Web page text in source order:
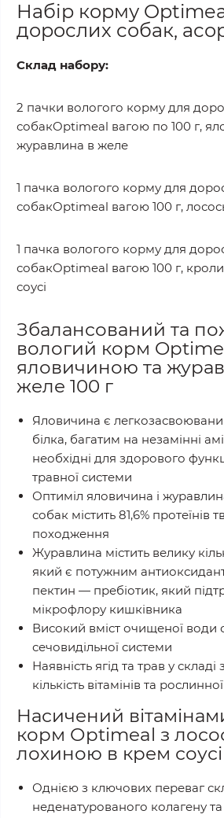
Набір корму
дорослих собак,
Склад набору:
2 пачки вологого корму для
собакOptimeal вагою по 100 г,
журавлина в желе
1 пачка вологого корму для
собакOptimeal вагою 100 г,
1 пачка вологого корму для
собакOptimeal вагою 100 г,
соусі
Збалансований та
вологий корм
яловичиною та
желе 100 г
Яловичина є
білка, багатим на незамінні
необхідні для здорового
травної системи
Оптиміл яловичина і
собак містить 81,6% протеїнів
походження
Журавлина містить велику
який є потужним
пектин — пребіотик, який
мікрофлору кишківника
Високий вміст очищеної
сечовидільної системи
Наявність ягід та трав у
кількість вітамінів та
Насичений
корм Оptimeal з
лохиною в крем соусі
Однією з ключових переваг
неденатурованого колагену